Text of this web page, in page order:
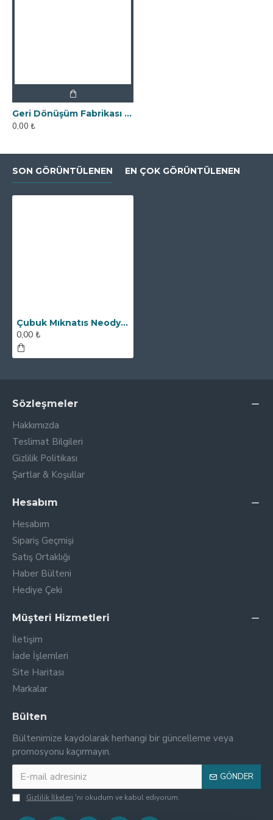
Geri Dönüşüm Fabrikası İçin Kolay Temizlenebilir Neodyum Elek Mıknatıs
0,00 ₺
SON GÖRÜNTÜLENEN EN ÇOK GÖRÜNTÜLENEN
Çubuk Mıknatıs Neodyum - 32x150 mm - Ekstra Kılıflı Neodyum
0,00 ₺
Sözleşmeler
Hakkımızda
Teslimat Bilgileri
Gizlilik Politikası
Şartlar & Koşullar
Hesabım
Hesabım
Sipariş Geçmişi
Satış Ortaklığı
Haber Bülteni
Hediye Çeki
Müşteri Hizmetleri
İletişim
İade İşlemleri
Site Haritası
Markalar
Bülten
Bültenimize kaydolarak herhangi bir güncelleme veya
promosyonu kaçırmayın.
GÖNDER
Gizlilik İlkeleri 'ni okudum ve kabul ediyorum.